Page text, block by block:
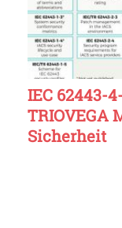
IEC 62443-
TRIOVEGA
Sicherheit